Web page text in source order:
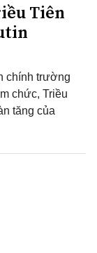
Tiên
chính trường
chức, Triều
tăng của